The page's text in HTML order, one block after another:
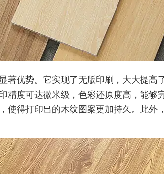
著优势。它实现了无版印刷，大大提高
精度可达微米级，色彩还原度高，能够
使得打印出的木纹图案更加持久。此外